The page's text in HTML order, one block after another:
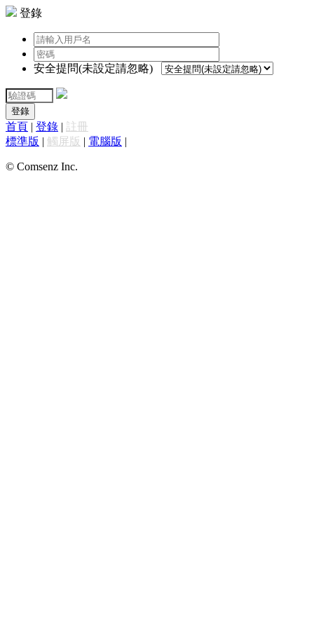
登錄
安全提問(未設定請忽略)
登錄
首頁 | 登錄 | 註冊
標準版 | 觸屏版 | 電腦版 |
© Comsenz Inc.